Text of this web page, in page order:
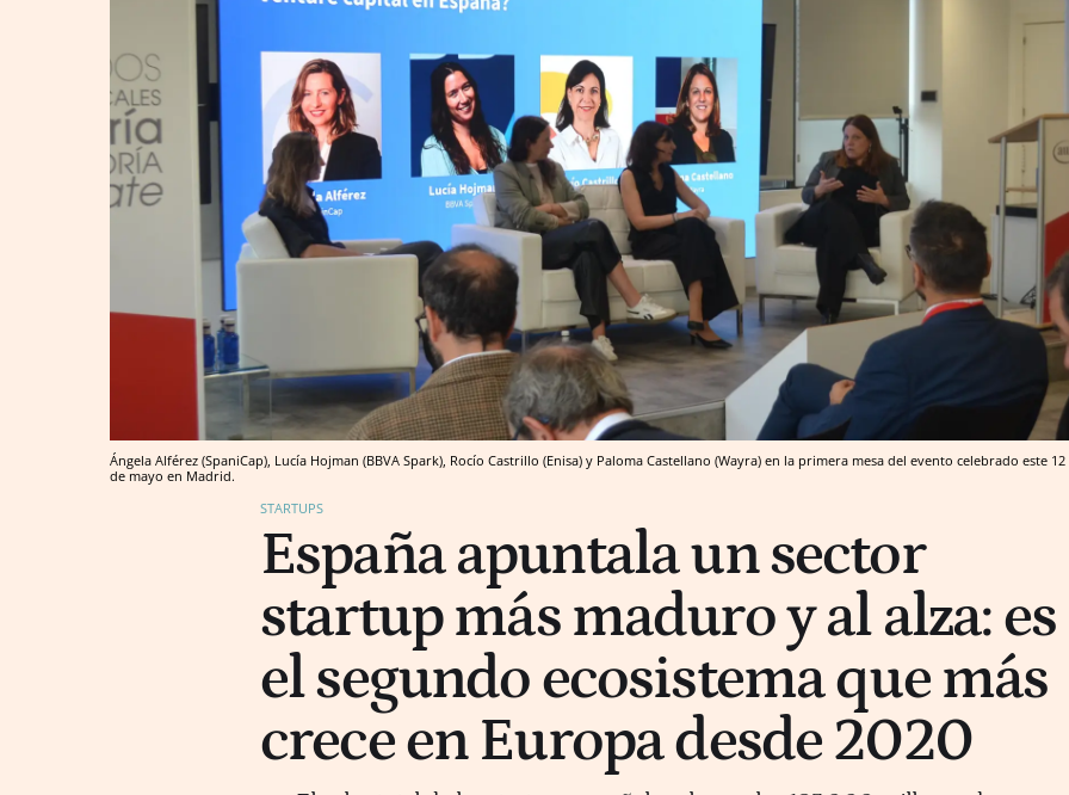
Ángela Alférez (SpaniCap), ​Lucía Hojman (BBVA Spark), Rocío Castrillo (Enisa) y Paloma Castellano (Wayra) en la primera mesa del evento celebrado este 12
de mayo en Madrid.
STARTUPS
España apuntala un sector
startup más maduro y al alza: es
el segundo ecosistema que más
crece en Europa desde 2020